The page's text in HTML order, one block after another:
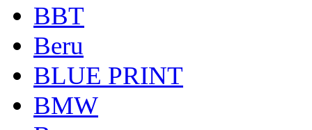
BBT
Beru
BLUE PRINT
BMW